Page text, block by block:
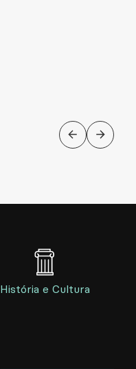
História e Cultura